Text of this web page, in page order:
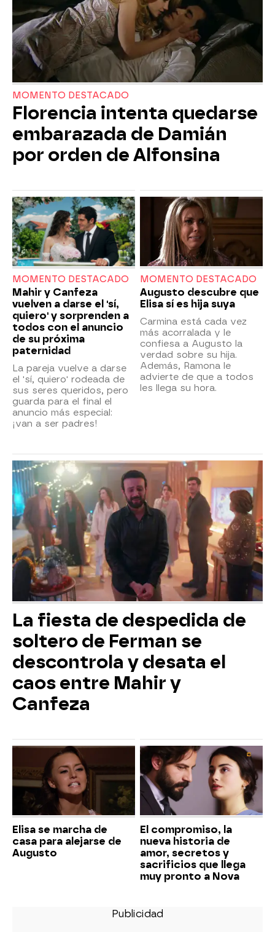
MOMENTO DESTACADO
Florencia intenta quedarse
embarazada de Damián
por orden de Alfonsina
MOMENTO DESTACADO
Mahir y Canfeza
vuelven a darse el 'sí,
quiero' y sorprenden a
todos con el anuncio
de su próxima
paternidad
La pareja vuelve a darse
el 'sí, quiero' rodeada de
sus seres queridos, pero
guarda para el final el
anuncio más especial:
¡van a ser padres!
MOMENTO DESTACADO
Augusto descubre que
Elisa sí es hija suya
Carmina está cada vez
más acorralada y le
confiesa a Augusto la
verdad sobre su hija.
Además, Ramona le
advierte de que a todos
les llega su hora.
La fiesta de despedida de
soltero de Ferman se
descontrola y desata el
caos entre Mahir y
Canfeza
Elisa se marcha de
casa para alejarse de
Augusto
El compromiso, la
nueva historia de
amor, secretos y
sacrificios que llega
muy pronto a Nova